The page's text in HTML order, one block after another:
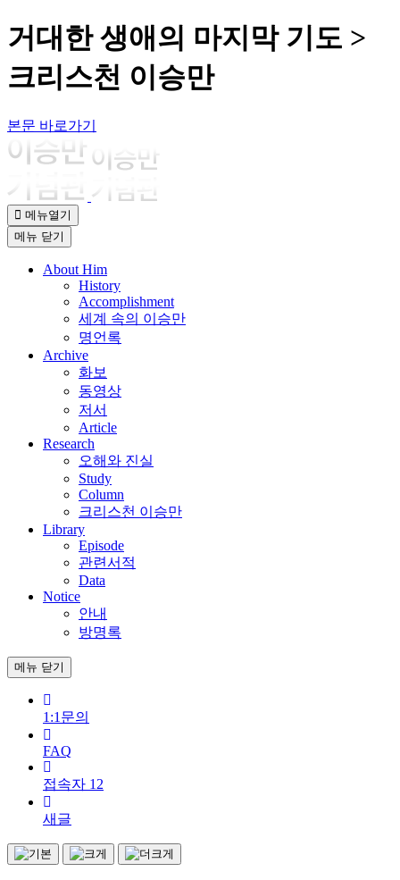
거대한 생애의 마지막 기도 >
크리스천 이승만
본문 바로가기
메뉴열기
메뉴 닫기
About Him
History
Accomplishment
세계 속의 이승만
명언록
Archive
화보
동영상
저서
Article
Research
오해와 진실
Study
Column
크리스천 이승만
Library
Episode
관련서적
Data
Notice
안내
방명록
메뉴 닫기
1:1문의
FAQ
접속자 12
새글